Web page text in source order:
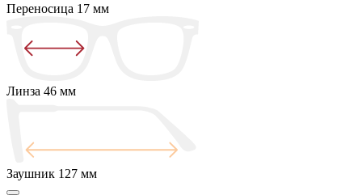
Переносица 17 мм
Линза 46 мм
Заушник 127 мм